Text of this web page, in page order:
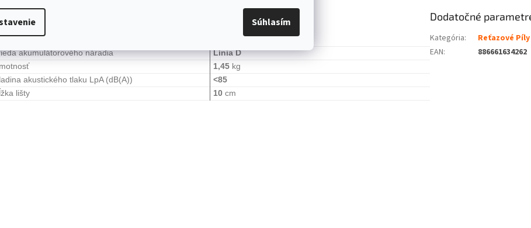
Súhlasím
popis
napätie
akumulátorového náradia
Línia D
1,45 kg
akustického tlaku LpA (dB(A))
<85
lišty
10 cm
Dodatočné
Kategória:
Reťazové Píly
EAN: 886661634262